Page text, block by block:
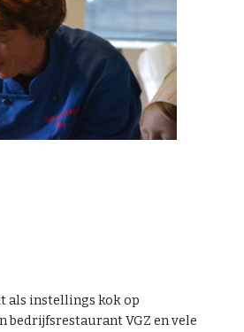
als instellings kok op
bedrijfsrestaurant VGZ en vele